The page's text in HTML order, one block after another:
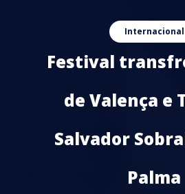
Internacional
Festival
de Valença e
Salvador
Palma